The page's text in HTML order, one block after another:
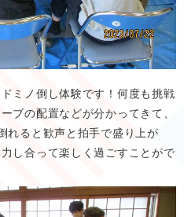
ミノ倒し体験です！何度も挑戦
ブの配置などが分かってきて、
れると歓声と拍手で盛り上が
し合って楽しく過ごすことがで